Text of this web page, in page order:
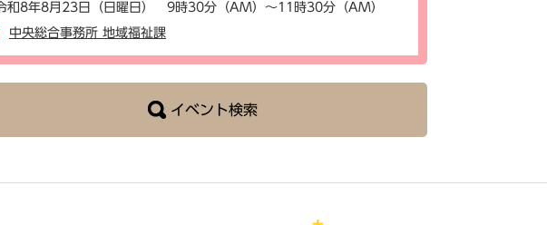
和8年8月23日（日曜日） 9時30分（AM）～11時30分（AM）
中央総合事務所 地域福祉課
イベント検索